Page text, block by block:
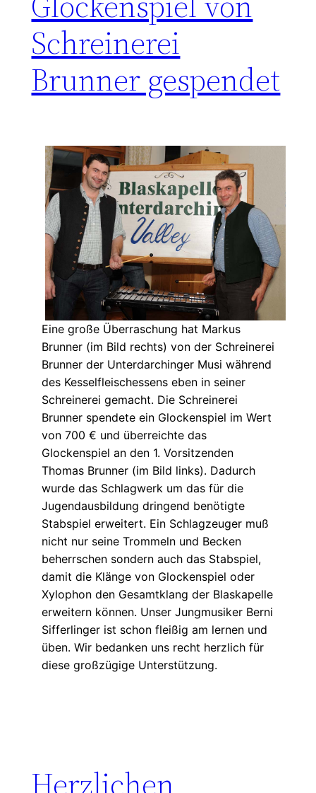
Schreinerei
Brunner gespendet
Eine große Überraschung hat Markus
Brunner (im Bild rechts) von der Schreinerei
Brunner der Unterdarchinger Musi während
des Kesselfleischessens eben in seiner
Schreinerei gemacht. Die Schreinerei
Brunner spendete ein Glockenspiel im Wert
von 700 € und überreichte das
Glockenspiel an den 1. Vorsitzenden
Thomas Brunner (im Bild links). Dadurch
wurde das Schlagwerk um das für die
Jugendausbildung dringend benötigte
Stabspiel erweitert. Ein Schlagzeuger muß
nicht nur seine Trommeln und Becken
beherrschen sondern auch das Stabspiel,
damit die Klänge von Glockenspiel oder
Xylophon den Gesamtklang der Blaskapelle
erweitern können. Unser Jungmusiker Berni
Sifferlinger ist schon fleißig am lernen und
üben. Wir bedanken uns recht herzlich für
diese großzügige Unterstützung.
Herzlichen